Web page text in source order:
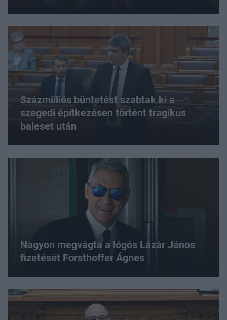
Százmilliós büntetést szabtak ki a
szegedi építkezésen történt tragikus
baleset után
Nagyon megvágta a lógós Lázár János
fizetését Forsthoffer Ágnes